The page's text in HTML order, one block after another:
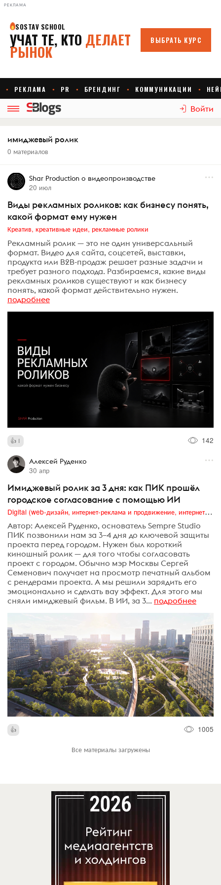
РЕКЛАМА
Войти
имиджевый ролик
0 материалов
Shar Production о видеопроизводстве
20 июл
Виды рекламных роликов: как бизнесу понять,
какой формат ему нужен
Креатив, креативные идеи, рекламные ролики
Рекламный ролик — это не один универсальный
формат. Видео для сайта, соцсетей, выставки,
продукта или B2B-продаж решает разные задачи и
требует разного подхода. Разбираемся, какие виды
рекламных роликов существуют и как бизнесу
понять, какой формат действительно нужен.
подробнее
1 142
Алексей Руденко
30 апр
Имиджевый ролик за 3 дня: как ПИК прошёл
городское согласование с помощью ИИ
Digital (web-дизайн, интернет-реклама и продвижение, интернет-сообщества и блоги, интернет-коммуникации, мобильный маркетинг, реклама на цифровых экранах)
Автор: Алексей Руденко, основатель Sempre Studio
ПИК позвонили нам за 3–4 дня до ключевой защиты
проекта перед городом. Нужен был короткий
киношный ролик — для того чтобы согласовать
проект с городом. Обычно мэр Москвы Сергей
Семенович получает на просмотр печатный альбом
с рендерами проекта. А мы решили зарядить его
эмоционально и сделать вау эффект. Для этого мы
сняли имиджевый фильм. В ИИ, за 3... подробнее
1005
Все материалы загружены